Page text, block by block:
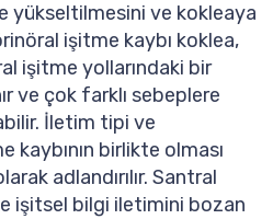
yükseltilmesini ve kokleaya
işitme kaybı koklea,
işitme yollarındaki bir
ve çok farklı sebeplere
İletim tipi ve
birlikte olması
adlandırılır. Santral
işitsel bilgi iletimini bozan